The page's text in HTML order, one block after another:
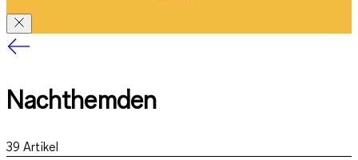
Nachthemden
39 Artikel